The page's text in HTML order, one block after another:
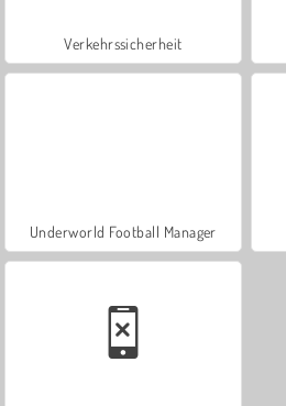
Verkehrssicherheit
Underworld Football Manager